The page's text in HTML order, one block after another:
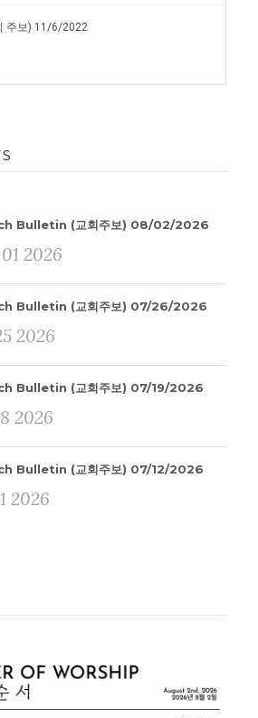
주보) 11/6/2022
Bulletin (교회주보) 08/02/2026
2026
Bulletin (교회주보) 07/26/2026
2026
Bulletin (교회주보) 07/19/2026
2026
Bulletin (교회주보) 07/12/2026
2026